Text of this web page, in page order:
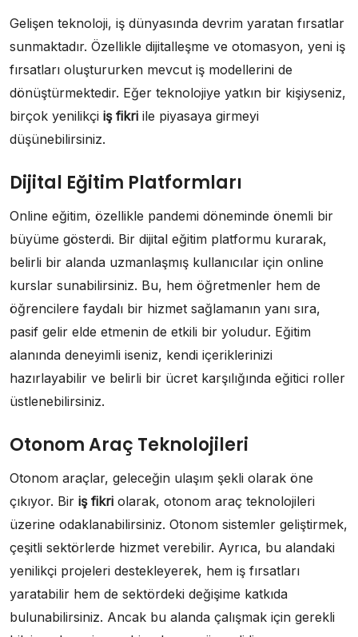
Gelişen teknoloji, iş dünyasında devrim yaratan fırsatlar
sunmaktadır. Özellikle dijitalleşme ve otomasyon, yeni iş
fırsatları oluştururken mevcut iş modellerini de
dönüştürmektedir. Eğer teknolojiye yatkın bir kişiyseniz,
birçok yenilikçi iş fikri ile piyasaya girmeyi
düşünebilirsiniz.
Dijital Eğitim Platformları
Online eğitim, özellikle pandemi döneminde önemli bir
büyüme gösterdi. Bir dijital eğitim platformu kurarak,
belirli bir alanda uzmanlaşmış kullanıcılar için online
kurslar sunabilirsiniz. Bu, hem öğretmenler hem de
öğrencilere faydalı bir hizmet sağlamanın yanı sıra,
pasif gelir elde etmenin de etkili bir yoludur. Eğitim
alanında deneyimli iseniz, kendi içeriklerinizi
hazırlayabilir ve belirli bir ücret karşılığında eğitici roller
üstlenebilirsiniz.
Otonom Araç Teknolojileri
Otonom araçlar, geleceğin ulaşım şekli olarak öne
çıkıyor. Bir iş fikri olarak, otonom araç teknolojileri
üzerine odaklanabilirsiniz. Otonom sistemler geliştirmek,
çeşitli sektörlerde hizmet verebilir. Ayrıca, bu alandaki
yenilikçi projeleri destekleyerek, hem iş fırsatları
yaratabilir hem de sektördeki değişime katkıda
bulunabilirsiniz. Ancak bu alanda çalışmak için gerekli